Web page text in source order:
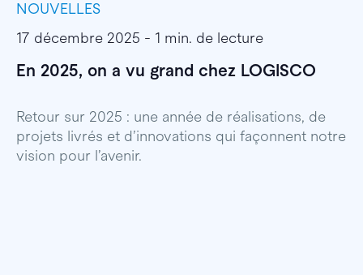
NOUVELLES
17 décembre 2025 - 1 min. de lecture
En 2025, on a vu grand chez LOGISCO
Retour sur 2025 : une année de réalisations, de
projets livrés et d’innovations qui façonnent notre
vision pour l’avenir.